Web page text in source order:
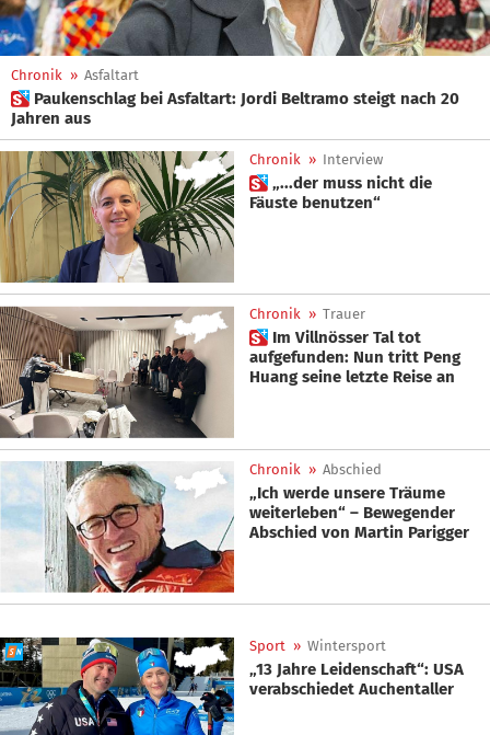
Chronik » Asfaltart
 Paukenschlag bei Asfaltart: Jordi Beltramo steigt nach 20
Jahren aus
Chronik » Interview
 „...der muss nicht die
Fäuste benutzen“
Chronik » Trauer
 Im Villnösser Tal tot
aufgefunden: Nun tritt Peng
Huang seine letzte Reise an
Chronik » Abschied
„Ich werde unsere Träume
weiterleben“ – Bewegender
Abschied von Martin Parigger
Sport » Wintersport
„13 Jahre Leidenschaft“: USA
verabschiedet Auchentaller